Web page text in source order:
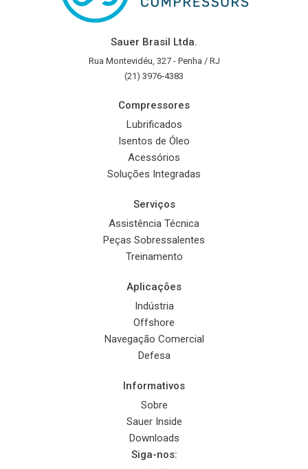
Sauer Brasil Ltda.
Rua Montevidéu, 327 - Penha / RJ
(21) 3976-4383
Compressores
Lubrificados
Isentos de Óleo
Acessórios
Soluções Integradas
Serviços
Assistência Técnica
Peças Sobressalentes
Treinamento
Aplicações
Indústria
Offshore
Navegação Comercial
Defesa
Informativos
Sobre
Sauer Inside
Downloads
Siga-nos: